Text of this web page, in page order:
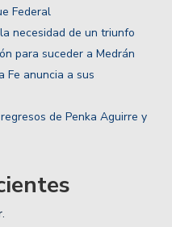
Federal
necesidad de un triunfo
para suceder a Medrán
Fe anuncia a sus
de Penka Aguirre y